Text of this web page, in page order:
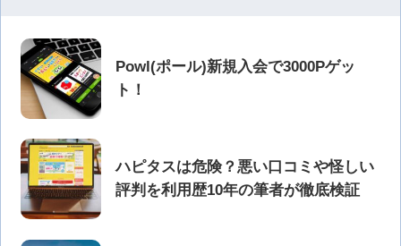
Powl(ポール)新規入会で3000Pゲッ
ト！
ハピタスは危険？悪い口コミや怪しい
評判を利用歴10年の筆者が徹底検証